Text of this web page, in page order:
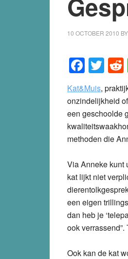
10 OCTOBER 2010 BY
Kat&Muis,
onzindelijkheid
een geschoolde
methoden die
Via Anneke kunt
kat lijkt niet
een eigen
dan heb je
ook
Ook kan de kat